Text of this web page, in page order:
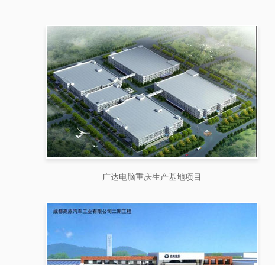
广达电脑重庆生产基地项目